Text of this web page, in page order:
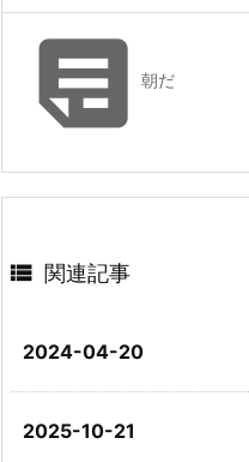
朝だ
 関連記事
2024-04-20
2025-10-21